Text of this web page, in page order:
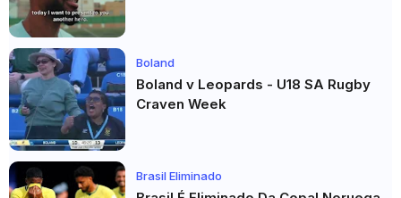
Boland
Boland v Leopards - U18 SA Rugby
Craven Week
Brasil Eliminado